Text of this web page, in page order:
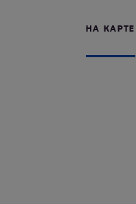
НА КАРТЕ